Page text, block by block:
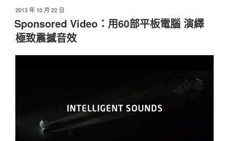
萌
小
蘿
莉
竟
來
的
發
佈
於
2013 年 10 月 22 日
Sponsored Video：用60部平板電腦 演繹
極致震撼音效